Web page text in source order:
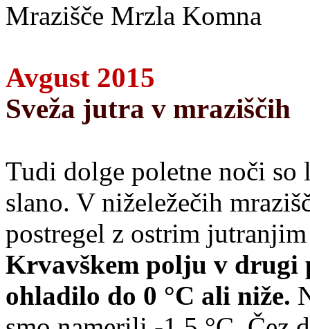
Mrazišče Mrzla Komna
Avgust 2015
Sveža jutra v mraziščih
Tudi dolge poletne noči so
slano. V niželežečih
postregel z ostrim
Krvavškem polju v
ohladilo do 0 °C ali niže.